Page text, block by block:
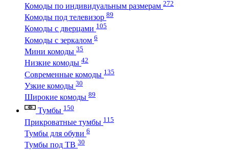
Комоды по индивидуальным размерам 272
Комоды под телевизор 89
Комоды с дверцами 105
Комоды с зеркалом 6
Мини комоды 35
Низкие комоды 42
Современные комоды 135
Узкие комоды 30
Широкие комоды 89
Тумбы 150
Прикроватные тумбы 115
Тумбы для обуви 6
Тумбы под ТВ 30